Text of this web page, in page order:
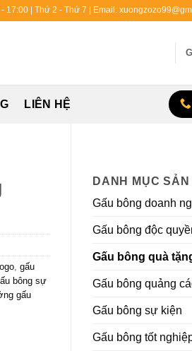
17:00 | Thứ 2 - Thứ 7 | Email:
LIÊN HỆ
DANH MỤC SẢN
Gấu bông doanh
Gấu bông độc
Gấu bông quà
Gấu bông quảng
Gấu bông sự kiện
Gấu bông tốt
, gấu
bông sự
gấu